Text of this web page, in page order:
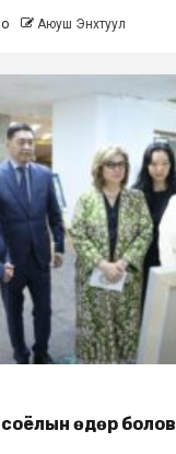
Аюуш Энхтуул
өдөр болов